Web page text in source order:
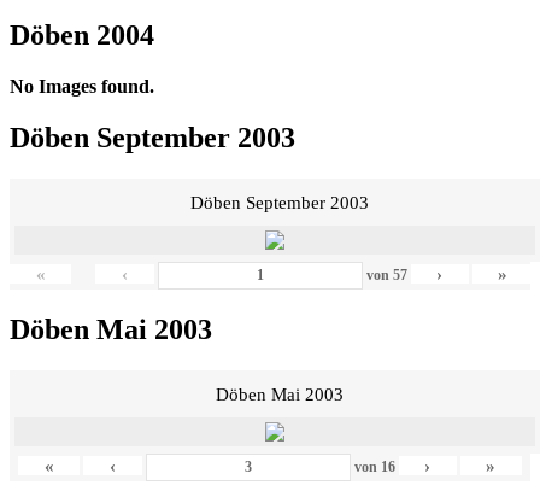
Döben 2004
No Images found.
Döben September 2003
Döben September 2003
« ‹ von 57 › »
Döben Mai 2003
Döben Mai 2003
« ‹ von 16 › »